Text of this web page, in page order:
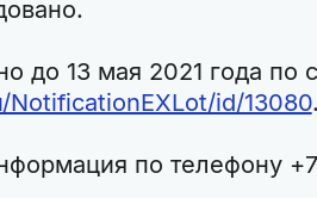
до 13 мая 2021 года по
id/13080.
по телефону